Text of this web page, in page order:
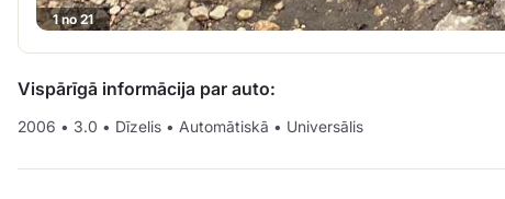
1 no 21
Vispārīgā informācija par auto:
2006 • 3.0 • Dīzelis • Automātiskā • Universālis